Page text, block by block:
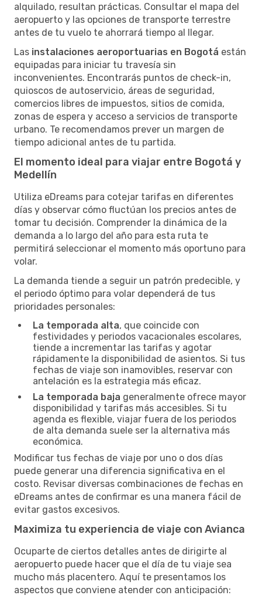
alquilado, resultan prácticas. Consultar el mapa del
aeropuerto y las opciones de transporte terrestre
antes de tu vuelo te ahorrará tiempo al llegar.
Las instalaciones aeroportuarias en Bogotá están
equipadas para iniciar tu travesía sin
inconvenientes. Encontrarás puntos de check-in,
quioscos de autoservicio, áreas de seguridad,
comercios libres de impuestos, sitios de comida,
zonas de espera y acceso a servicios de transporte
urbano. Te recomendamos prever un margen de
tiempo adicional antes de tu partida.
El momento ideal para viajar entre Bogotá y
Medellín
Utiliza eDreams para cotejar tarifas en diferentes
días y observar cómo fluctúan los precios antes de
tomar tu decisión. Comprender la dinámica de la
demanda a lo largo del año para esta ruta te
permitirá seleccionar el momento más oportuno para
volar.
La demanda tiende a seguir un patrón predecible, y
el periodo óptimo para volar dependerá de tus
prioridades personales:
La temporada alta, que coincide con
festividades y periodos vacacionales escolares,
tiende a incrementar las tarifas y agotar
rápidamente la disponibilidad de asientos. Si tus
fechas de viaje son inamovibles, reservar con
antelación es la estrategia más eficaz.
La temporada baja generalmente ofrece mayor
disponibilidad y tarifas más accesibles. Si tu
agenda es flexible, viajar fuera de los periodos
de alta demanda suele ser la alternativa más
económica.
Modificar tus fechas de viaje por uno o dos días
puede generar una diferencia significativa en el
costo. Revisar diversas combinaciones de fechas en
eDreams antes de confirmar es una manera fácil de
evitar gastos excesivos.
Maximiza tu experiencia de viaje con Avianca
Ocuparte de ciertos detalles antes de dirigirte al
aeropuerto puede hacer que el día de tu viaje sea
mucho más placentero. Aquí te presentamos los
aspectos que conviene atender con anticipación: